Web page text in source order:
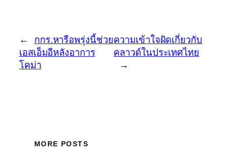
←
กกร.หารือพรุ่งนี้ช่วย
เอสเอ็มอีหลังอาการ
โคม่า
ความเข้าใจผิดเกี่ยวกับ
คลาวด์ในประเทศไทย
→
MORE POSTS